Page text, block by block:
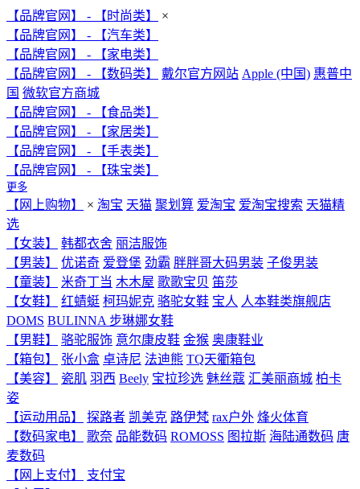
【品牌官网】 - 【时尚类】
×
【品牌官网】 - 【汽车类】
【品牌官网】 - 【家电类】
【品牌官网】 - 【数码类】
戴尔官方网站 Apple (中国) 惠普中
国 微软官方商城
【品牌官网】 - 【食品类】
【品牌官网】 - 【家居类】
【品牌官网】 - 【手表类】
【品牌官网】 - 【珠宝类】
更多
【网上购物】 × 淘宝 天猫 聚划算 爱淘宝 爱淘宝搜索 天猫精
选
【女装】
韩都衣舍 丽洁服饰
【男装】
优诺奇 爱登堡 劲霸 胖胖哥大码男装 子俊男装
【童装】
米奇丁当 木木屋 歌歌宝贝 笛莎
【女鞋】
红蜻蜓 柯玛妮克 骆驼女鞋 宝人 人本鞋类旗舰店
DOMS BULINNA 步琳娜女鞋
【男鞋】
骆驼服饰 意尔康皮鞋 金猴 奥康鞋业
【箱包】
张小盒 卓诗尼 法迪熊 TQ天衢箱包
【美容】
瓷肌 羽西 Beely 宝拉珍选 魅丝蔻 汇美丽商城 柏卡
姿
【运动用品】
探路者 凯美克 路伊梵 rax户外 烽火体育
【数码家电】
歌奈 品能数码 ROMOSS 图拉斯 海陆通数码 唐
麦数码
【网上支付】
支付宝